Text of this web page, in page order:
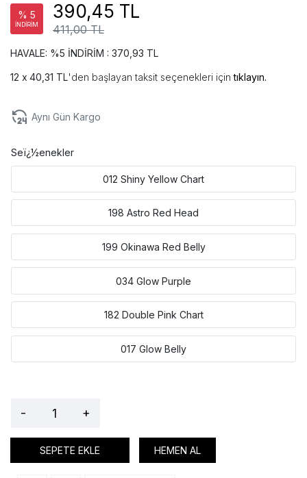
% 5
İNDİRİM 411,00 TL
390,45 TL
HAVALE: %5 İNDİRİM : 370,93 TL
40,31 TL'den başlayan taksit seçenekleri içintıklayın.
Aynı Gün Kargo
Seï¿½enekler
012 Shiny Yellow Chart
198 Astro Red Head
199 Okinawa Red Belly
034 Glow Purple
182 Double Pink Chart
017 Glow Belly
- +
SEPETE EKLE HEMEN AL